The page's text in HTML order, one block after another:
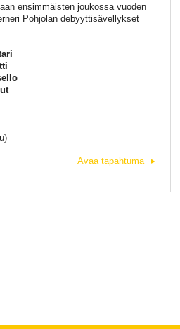
ensimmäisten joukossa vuoden
Pohjolan debyyttisävellykset
Avaa tapahtuma